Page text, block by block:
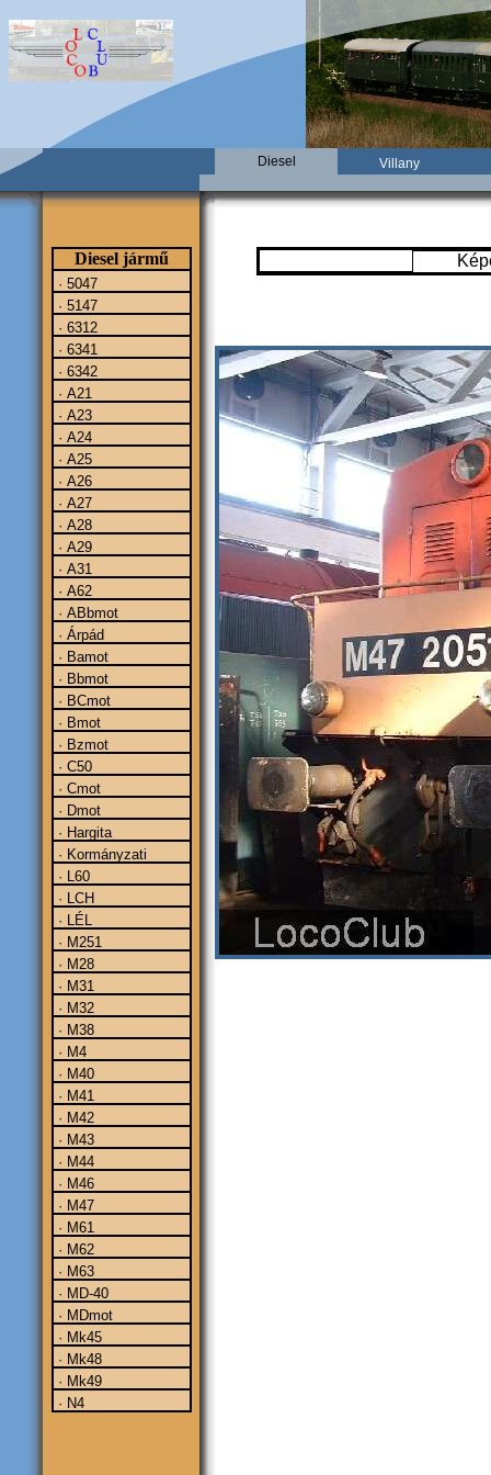
Diesel Villany
Diesel jármű
· 5047
· 5147
· 6312
· 6341
· 6342
· A21
· A23
· A24
· A25
· A26
· A27
· A28
· A29
· A31
· A62
· ABbmot
· Árpád
· Bamot
· Bbmot
· BCmot
· Bmot
· Bzmot
· C50
· Cmot
· Dmot
· Hargita
· Kormányzati
· L60
· LCH
· LÉL
· M251
· M28
· M31
· M32
· M38
· M4
· M40
· M41
· M42
· M43
· M44
· M46
· M47
· M61
· M62
· M63
· MD-40
· MDmot
· Mk45
· Mk48
· Mk49
· N4